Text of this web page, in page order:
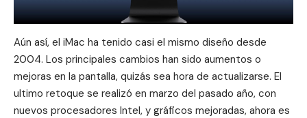
Aún así, el iMac ha tenido casi el mismo diseño desde
2004. Los principales cambios han sido aumentos o
mejoras en la pantalla, quizás sea hora de actualizarse. El
ultimo retoque se realizó en marzo del pasado año, con
nuevos procesadores Intel, y gráficos mejoradas, ahora es